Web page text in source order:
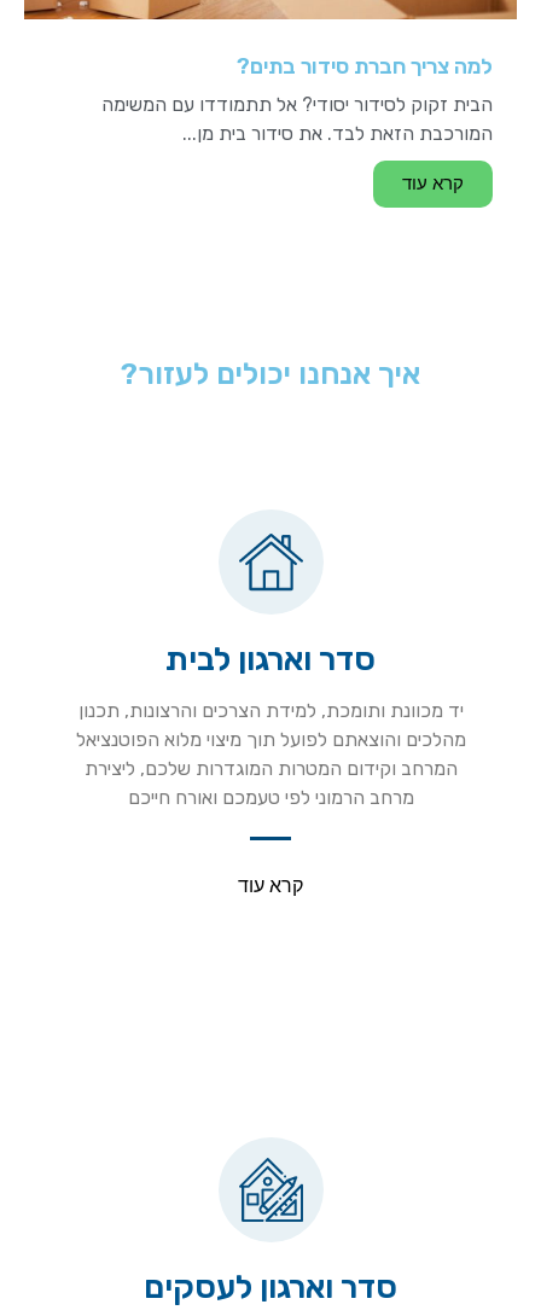
למה צריך חברת סידור בתים?
הבית זקוק לסידור יסודי? אל תתמודדו עם המשימה
המורכבת הזאת לבד. את סידור בית מן...
קרא עוד
איך אנחנו יכולים לעזור?
סדר וארגון לבית
יד מכוונת ותומכת, למידת הצרכים והרצונות, תכנון
מהלכים והוצאתם לפועל תוך מיצוי מלוא הפוטנציאל
המרחב וקידום המטרות המוגדרות שלכם, ליצירת
מרחב הרמוני לפי טעמכם ואורח חייכם
קרא עוד
סדר וארגון לעסקים